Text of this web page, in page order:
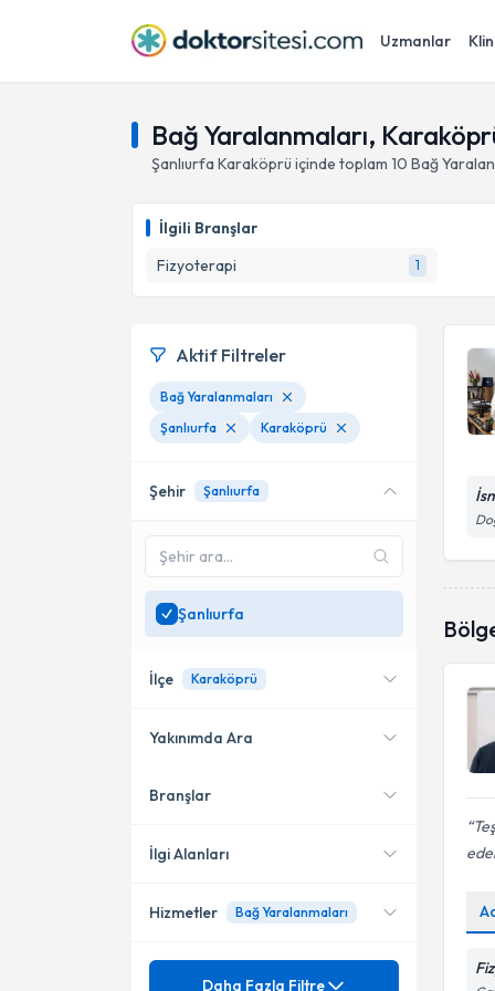
Uzmanlar
Bağ Yaralanmaları,
Şanlıurfa Karaköprü içinde toplam 10 Bağ
İlgili Branşlar
Fizyoterapi
1
Aktif Filtreler
Bağ Yaralanmaları
Şanlıurfa
Karaköprü
Şehir Şanlıurfa
Şanlıurfa
İlçe Karaköprü
Haliliye
Karaköprü
Yakınımda Ara
Konumuma yakın uzmanları
Branşlar
Fizyoterapi
İlgi Alanları
Ağrı
Hizmetler Bağ Yaralanmaları
Mezuniyet
Daha Fazla Filtre